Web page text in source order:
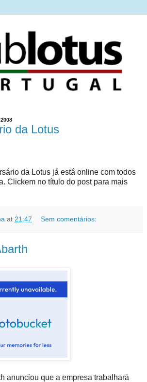
da Lotus
da Lotus já está online com todos
Clickem no título do post para mais
at 21:47 Sem comentários:
anunciou que a empresa trabalhará